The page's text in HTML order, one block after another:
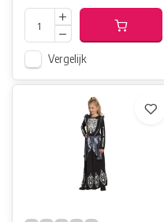
Vergelijk